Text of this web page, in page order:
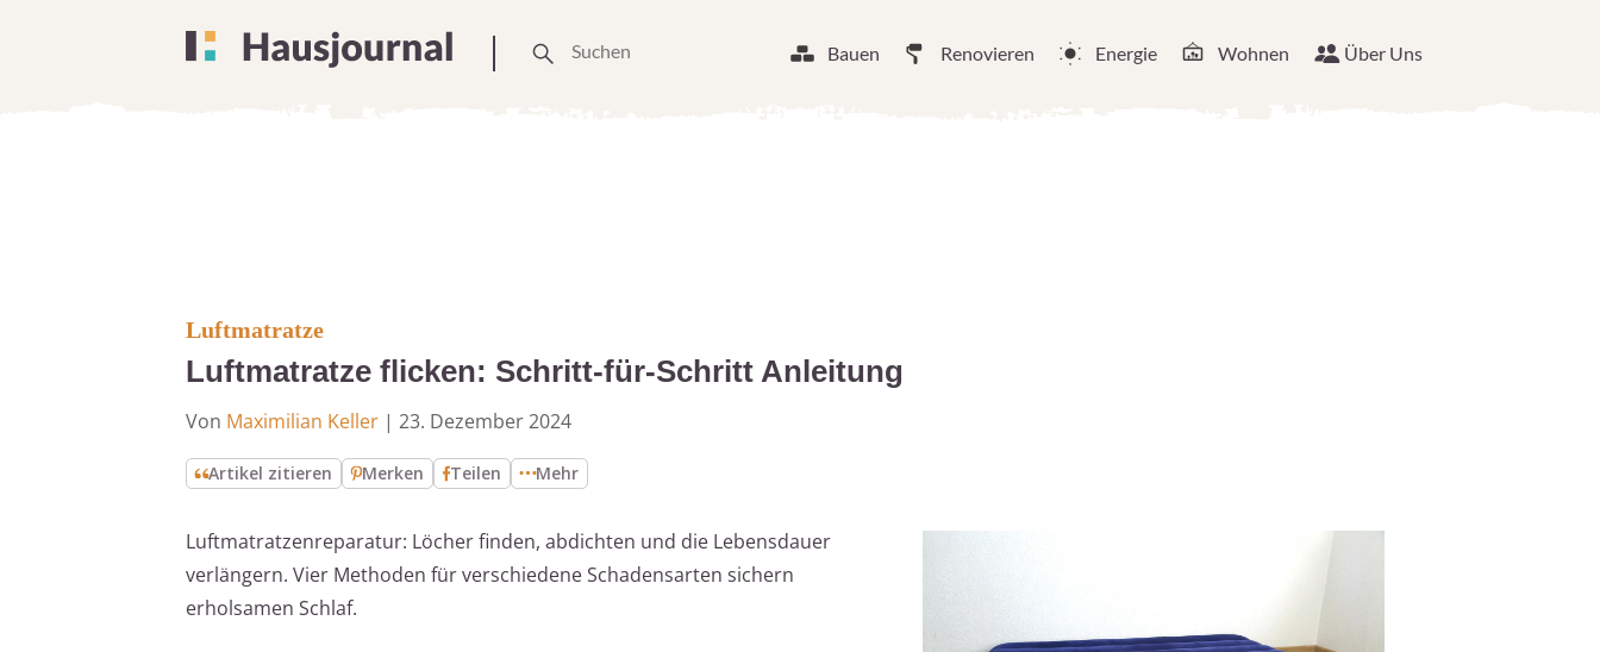
Bauen Renovieren Energie Wohnen Über Uns
Luftmatratze
Luftmatratze flicken: Schritt-für-Schritt Anleitung
Von Maximilian Keller | 23. Dezember 2024
Artikel zitieren Merken Teilen Mehr
Luftmatratzenreparatur: Löcher finden, abdichten und die Lebensdauer
verlängern. Vier Methoden für verschiedene Schadensarten sichern
erholsamen Schlaf.